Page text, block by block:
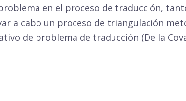
en el proceso de traducción,
a cabo un proceso de triangulación
de problema de traducción (De la